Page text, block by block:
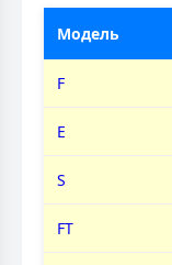
Модель
F
E
S
FT